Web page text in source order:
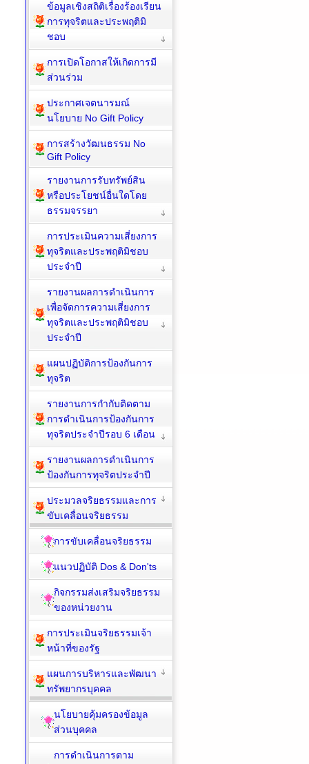
ข้อมูลเชิงสถิติเรื่องร้องเรียน
การทุจริตและประพฤติมิ
ชอบ
การเปิดโอกาสให้เกิดการมี
ส่วนร่วม
ประกาศเจตนารมณ์
นโยบาย No Gift Policy
การสร้างวัฒนธรรม No
Gift Policy
รายงานการรับทรัพย์สิน
หรือประโยชน์อื่นใดโดย
ธรรมจรรยา
การประเมินความเสี่ยงการ
ทุจริตและประพฤติมิชอบ
ประจำปี
รายงานผลการดำเนินการ
เพื่อจัดการความเสี่ยงการ
ทุจริตและประพฤติมิชอบ
ประจำปี
แผนปฏิบัติการป้องกันการ
ทุจริต
รายงานการกำกับติดตาม
การดำเนินการป้องกันการ
ทุจริตประจำปีรอบ 6 เดือน
รายงานผลการดำเนินการ
ป้องกันการทุจริตประจำปี
ประมวลจริยธรรมและการ
ขับเคลื่อนจริยธรรม
การขับเคลื่อนจริยธรรม
แนวปฏิบัติ Dos & Don'ts
กิจกรรมส่งเสริมจริยธรรม
ของหน่วยงาน
การประเมินจริยธรรมเจ้า
หน้าที่ของรัฐ
แผนการบริหารและพัฒนา
ทรัพยากรบุคคล
นโยบายคุ้มครองข้อมูล
ส่วนบุคคล
การดำเนินการตาม